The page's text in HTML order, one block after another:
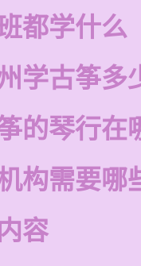
都学什么
学古筝多
的琴行在
构需要哪
容